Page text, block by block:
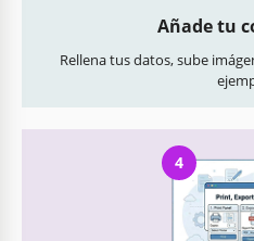
Añade tu
Rellena tus datos, sube
4